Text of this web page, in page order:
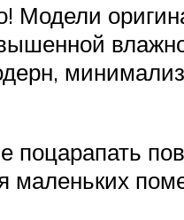
Модели
маленьких